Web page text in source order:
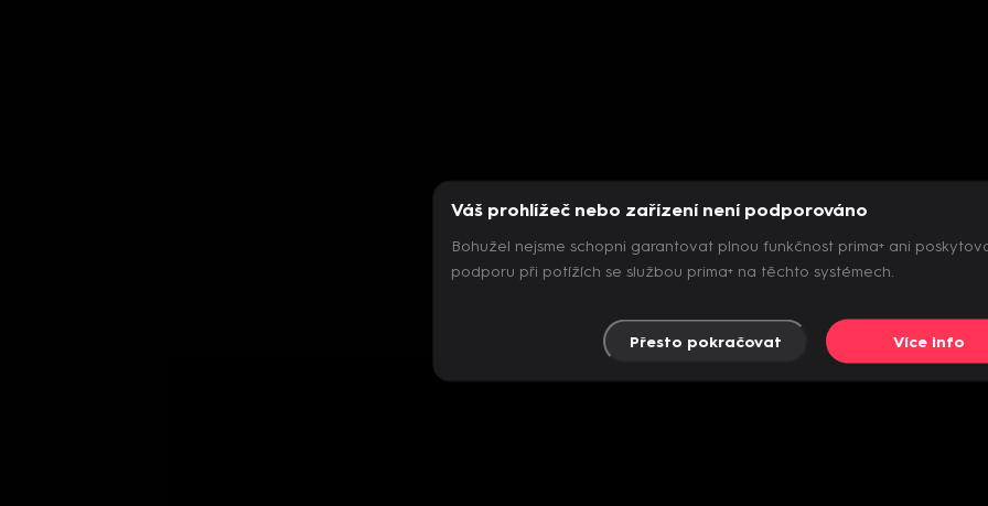
Váš prohlížeč nebo zařízení není podporováno
Bohužel nejsme schopni garantovat plnou funkčnost prima+ ani
podporu při potížích se službou prima+ na těchto systémech.
Přesto pokračovat Více info